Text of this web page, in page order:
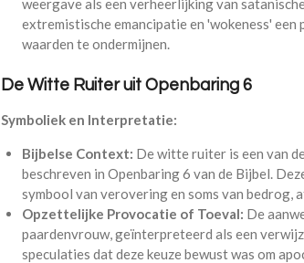
weergave als een verheerlijking van
extremistische emancipatie en 'wokeness'
waarden te ondermijnen.
De Witte Ruiter uit Openbaring 6
Symboliek en Interpretatie:
Bijbelse Context: De witte ruiter is een van
beschreven in Openbaring 6 van de Bijbel.
symbool van verovering en soms van bedrog,
Opzettelijke Provocatie of Toeval: De
paardenvrouw, geïnterpreteerd als een
speculaties dat deze keuze bewust was om